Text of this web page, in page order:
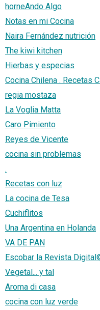
horneAndo Algo
Notas en mi Cocina
Naira Fernández nutrición
The kiwi kitchen
Hierbas y especias
Cocina Chilena . Recetas
regia mostaza
La Voglia Matta
Caro Pimiento
Reyes de Vicente
cocina sin problemas
.
Recetas con luz
La cocina de Tesa
Cuchiflitos
Una Argentina en Holanda
VA DE PAN
Escobar la Revista
Vegetal... y tal
Aroma di casa
cocina con luz verde